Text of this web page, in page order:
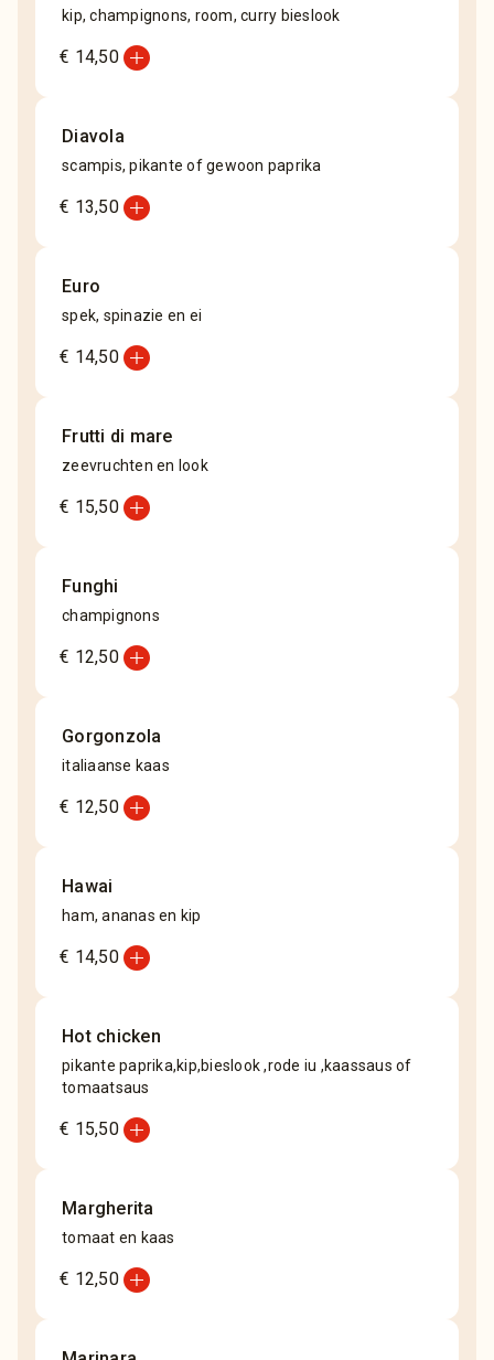
kip, champignons, room, curry bieslook
€ 14,50add_circle
Diavola
scampis, pikante of gewoon paprika
€ 13,50add_circle
Euro
spek, spinazie en ei
€ 14,50add_circle
Frutti di mare
zeevruchten en look
€ 15,50add_circle
Funghi
champignons
€ 12,50add_circle
Gorgonzola
italiaanse kaas
€ 12,50add_circle
Hawai
ham, ananas en kip
€ 14,50add_circle
Hot chicken
pikante paprika,kip,bieslook ,rode iu ,kaassaus of
tomaatsaus
€ 15,50add_circle
Margherita
tomaat en kaas
€ 12,50add_circle